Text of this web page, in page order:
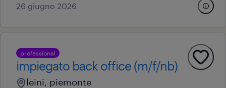
26 giugno 2026
professional
impiegato back office (m/f/nb)
leini, piemonte